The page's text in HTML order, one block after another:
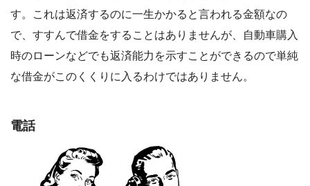
す。これは返済するのに一生かかると言われる金額なの
で、すすんで借金をすることはありませんが、自動車購入
時のローンなどでも返済能力を示すことができるので単純
な借金がこのくくりに入るわけではありません。
電話